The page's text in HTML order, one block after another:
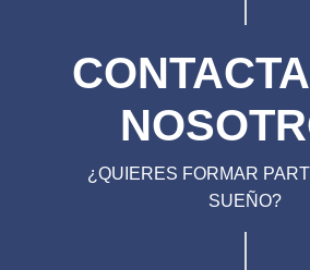
¿QUIERES FORMAR
SUEÑO?